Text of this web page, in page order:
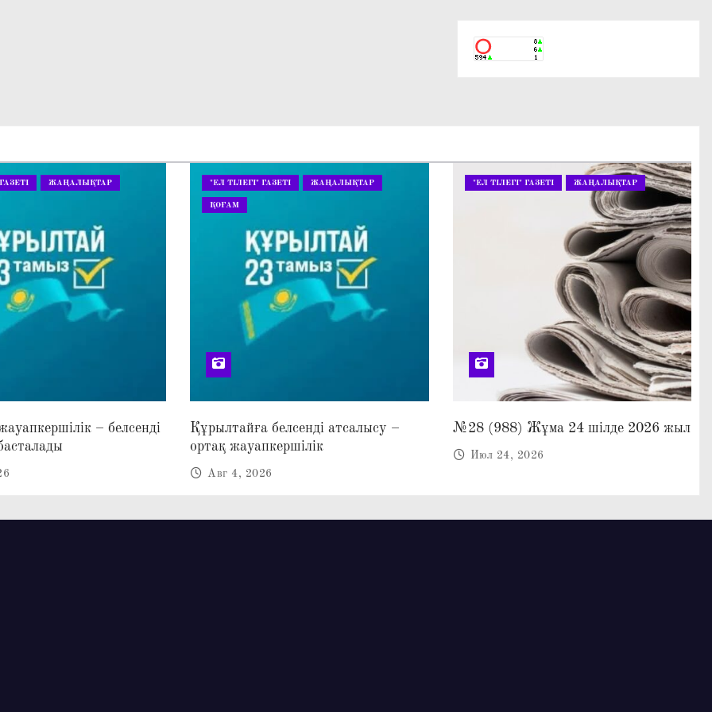
ЖАҢАЛЫҚТАР
– белсенді
"ЕЛ ТІЛЕГІ" ГАЗЕТІ ЖАҢАЛЫҚТАР
ҚОҒАМ
Құрылтайға белсенді атсалысу –
ортақ жауапкершілік
Авг 4, 2026
"ЕЛ ТІЛЕГІ" ГАЗЕТІ ЖАҢАЛЫҚТАР
№28 (988) Жұма 24 шілде 2026 жыл
Июл 24, 2026